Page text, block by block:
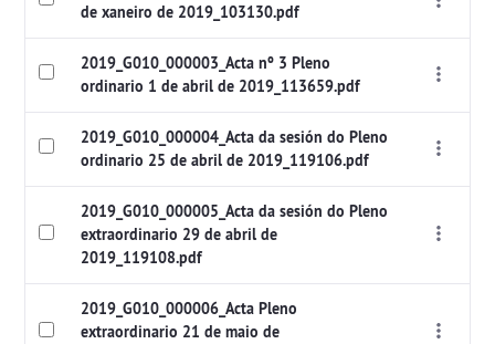
de xaneiro de 2019_103130.pdf
2019_G010_000003_Acta nº 3 Pleno
ordinario 1 de abril de 2019_113659.pdf
2019_G010_000004_Acta da sesión do Pleno
ordinario 25 de abril de 2019_119106.pdf
2019_G010_000005_Acta da sesión do Pleno
extraordinario 29 de abril de
2019_119108.pdf
2019_G010_000006_Acta Pleno
extraordinario 21 de maio de